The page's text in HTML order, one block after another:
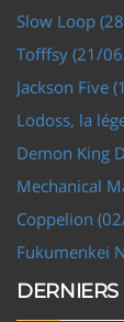
Slow Loop
Tofffsy (21/
Jackson Five
Lodoss, la
Demon King
Mechanical
Coppelion
Fukumenkei